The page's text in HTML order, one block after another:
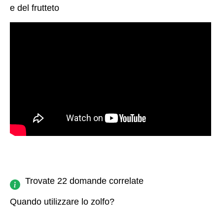
e del frutteto
Trovate 22 domande correlate
Quando utilizzare lo zolfo?